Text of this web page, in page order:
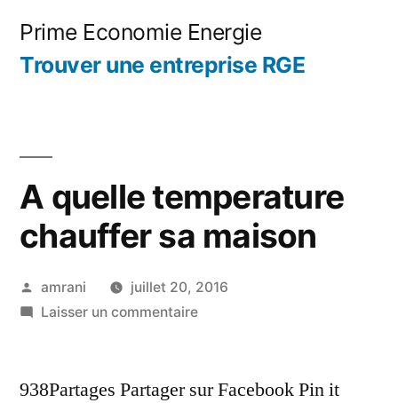
Prime Economie Energie
Trouver une entreprise RGE
A quelle temperature
chauffer sa maison
Publié
par
amrani
juillet 20, 2016
Laisser un commentairesur
temperature
938Partages Partager sur Facebook Pin it